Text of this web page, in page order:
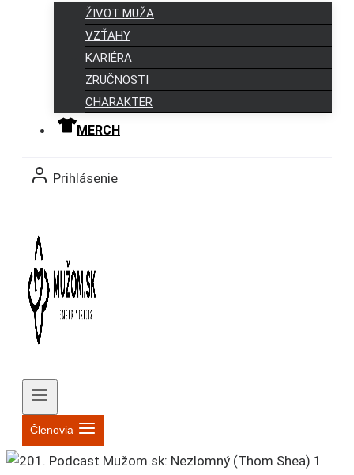
ŽIVOT MUŽA
VZŤAHY
KARIÉRA
ZRUČNOSTI
CHARAKTER
MERCH
Prihlásenie
Členovia